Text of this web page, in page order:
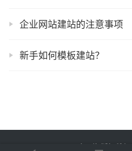
企业网站建站的注意事项
新手如何模板建站？
Copyright © 2023 易企网络 版权所有